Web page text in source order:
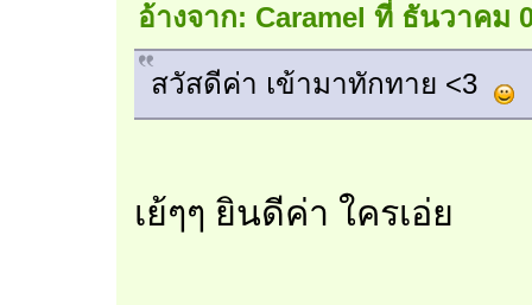
อ้างจาก: Caramel ที่ ธันวาคม
สวัสดีค่า เข้ามาทักทาย <3
เย้ๆๆ ยินดีค่า ใครเอ่ย